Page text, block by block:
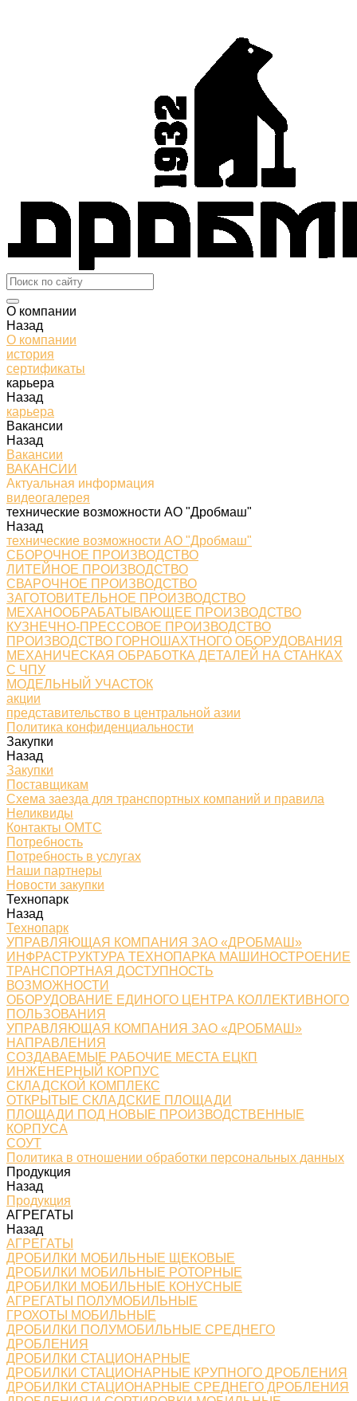
О компании
Назад
О компании
история
сертификаты
карьера
Назад
карьера
Вакансии
Назад
Вакансии
ВАКАНСИИ
Актуальная информация
видеогалерея
технические возможности АО "Дробмаш"
Назад
технические возможности АО "Дробмаш"
СБОРОЧНОЕ ПРОИЗВОДСТВО
ЛИТЕЙНОЕ ПРОИЗВОДСТВО
СВАРОЧНОЕ ПРОИЗВОДСТВО
ЗАГОТОВИТЕЛЬНОЕ ПРОИЗВОДСТВО
МЕХАНООБРАБАТЫВАЮЩЕЕ ПРОИЗВОДСТВО
КУЗНЕЧНО-ПРЕССОВОЕ ПРОИЗВОДСТВО
ПРОИЗВОДСТВО ГОРНОШАХТНОГО ОБОРУДОВАНИЯ
МЕХАНИЧЕСКАЯ ОБРАБОТКА ДЕТАЛЕЙ НА СТАНКАХ
С ЧПУ
МОДЕЛЬНЫЙ УЧАСТОК
акции
представительство в центральной азии
Политика конфиденциальности
Закупки
Назад
Закупки
Поставщикам
Схема заезда для транспортных компаний и правила
Неликвиды
Контакты ОМТС
Потребность
Потребность в услугах
Наши партнеры
Новости закупки
Технопарк
Назад
Технопарк
УПРАВЛЯЮЩАЯ КОМПАНИЯ ЗАО «ДРОБМАШ»
ИНФРАСТРУКТУРА ТЕХНОПАРКА МАШИНОСТРОЕНИЕ
ТРАНСПОРТНАЯ ДОСТУПНОСТЬ
ВОЗМОЖНОСТИ
ОБОРУДОВАНИЕ ЕДИНОГО ЦЕНТРА КОЛЛЕКТИВНОГО
ПОЛЬЗОВАНИЯ
УПРАВЛЯЮЩАЯ КОМПАНИЯ ЗАО «ДРОБМАШ»
НАПРАВЛЕНИЯ
СОЗДАВАЕМЫЕ РАБОЧИЕ МЕСТА ЕЦКП
ИНЖЕНЕРНЫЙ КОРПУС
СКЛАДСКОЙ КОМПЛЕКС
ОТКРЫТЫЕ СКЛАДСКИЕ ПЛОЩАДИ
ПЛОЩАДИ ПОД НОВЫЕ ПРОИЗВОДСТВЕННЫЕ
КОРПУСА
СОУТ
Политика в отношении обработки персональных данных
Продукция
Назад
Продукция
АГРЕГАТЫ
Назад
АГРЕГАТЫ
ДРОБИЛКИ МОБИЛЬНЫЕ ЩЕКОВЫЕ
ДРОБИЛКИ МОБИЛЬНЫЕ РОТОРНЫЕ
ДРОБИЛКИ МОБИЛЬНЫЕ КОНУСНЫЕ
АГРЕГАТЫ ПОЛУМОБИЛЬНЫЕ
ГРОХОТЫ МОБИЛЬНЫЕ
ДРОБИЛКИ ПОЛУМОБИЛЬНЫЕ СРЕДНЕГО
ДРОБЛЕНИЯ
ДРОБИЛКИ СТАЦИОНАРНЫЕ
ДРОБИЛКИ СТАЦИОНАРНЫЕ КРУПНОГО ДРОБЛЕНИЯ
ДРОБИЛКИ СТАЦИОНАРНЫЕ СРЕДНЕГО ДРОБЛЕНИЯ